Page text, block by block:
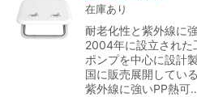
在庫あり
耐老化性と紫外線に
2004年に設立された
ポンプを中心に設計
国に販売展開してい
紫外線に強いPP熱可